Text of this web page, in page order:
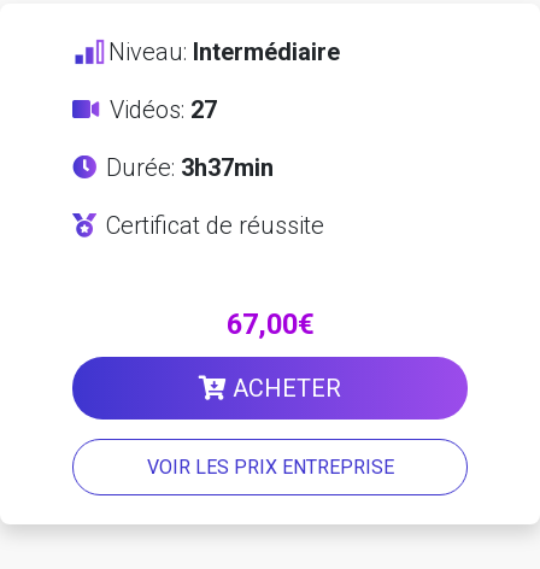
Niveau: Intermédiaire
Vidéos: 27
Durée: 3h37min
Certificat de réussite
67,00€
ACHETER
VOIR LES PRIX ENTREPRISE